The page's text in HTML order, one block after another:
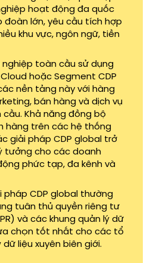
hoạt động đa quốc
lớn, yêu cầu tích hợp
khu vực, ngôn ngữ, tiền
toàn cầu sử dụng
hoặc Segment CDP
nền tảng này với hàng
bán hàng và dịch vụ
Khả năng đồng bộ
hàng trên các hệ thống
giải pháp CDP global trở
tưởng cho các doanh
phức tạp, đa kênh và
pháp CDP global thường
tuân thủ quyền riêng tư
và các khung quản lý dữ
chọn tốt nhất cho các tổ
liệu xuyên biên giới.